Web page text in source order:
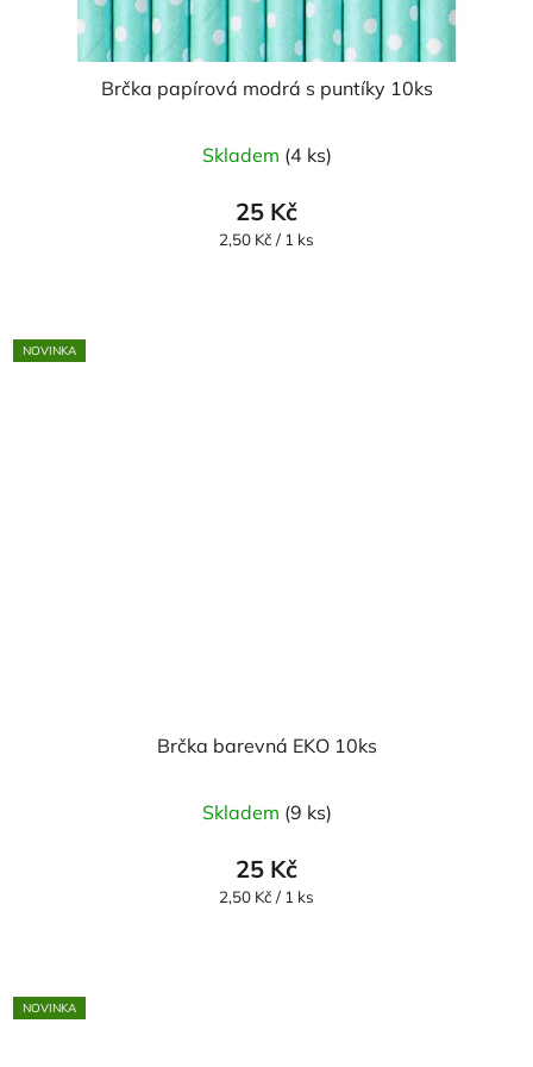
Brčka papírová modrá s puntíky 10ks
Skladem (4 ks)
25 Kč
Měrná
2,50 Kč / 1 ks
NOVINKA
Brčka barevná EKO 10ks
Skladem (9 ks)
25 Kč
Měrná
2,50 Kč / 1 ks
NOVINKA